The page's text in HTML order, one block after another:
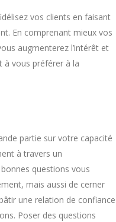
vos clients en faisant
En comprenant mieux vos
augmenterez l’intérêt et
à vous préférer à la
partie sur votre capacité
à travers un
questions vous
mais aussi de cerner
une relation de confiance
Poser des questions